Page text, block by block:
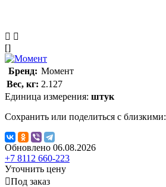
[]
Бренд: Момент
Вес, кг: 2.127
Единица измерения: штук
Сохранить или поделиться с близкими:
Обновлено 06.08.2026
+7 8112 660-223
Уточнить цену
Под заказ